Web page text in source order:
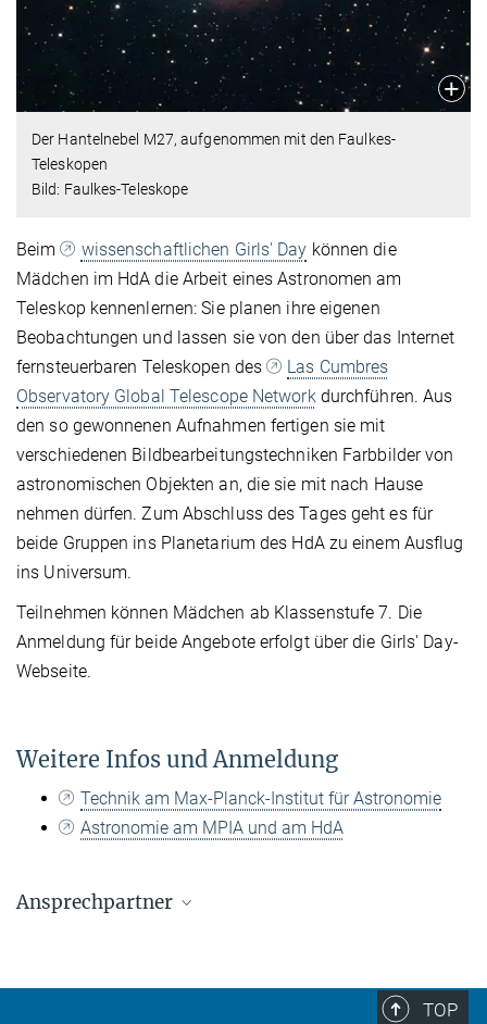
Der Hantelnebel M27, aufgenommen mit den Faulkes-
Teleskopen
Bild: Faulkes-Teleskope
Beim wissenschaftlichen Girls' Day können die
Mädchen im HdA die Arbeit eines Astronomen am
Teleskop kennenlernen: Sie planen ihre eigenen
Beobachtungen und lassen sie von den über das Internet
fernsteuerbaren Teleskopen des
Las Cumbres
Observatory Global Telescope Networkdurchführen. Aus
den so gewonnenen Aufnahmen fertigen sie mit
verschiedenen Bildbearbeitungstechniken Farbbilder von
astronomischen Objekten an, die sie mit nach Hause
nehmen dürfen. Zum Abschluss des Tages geht es für
beide Gruppen ins Planetarium des HdA zu einem Ausflug
ins Universum.
Teilnehmen können Mädchen ab Klassenstufe 7. Die
Anmeldung für beide Angebote erfolgt über die Girls' Day-
Webseite.
Weitere Infos und Anmeldung
Technik am Max-Planck-Institut für Astronomie
Astronomie am MPIA und am HdA
Ansprechpartner
TOP